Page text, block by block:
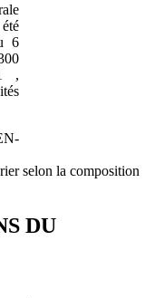
6
,
selon la composition
DU